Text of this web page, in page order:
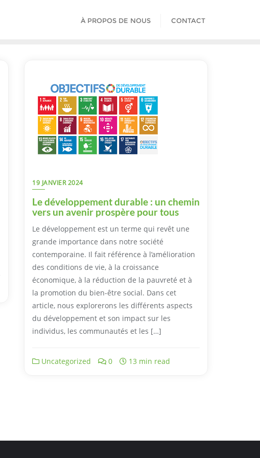
À PROPOS DE NOUS CONTACT
19 JANVIER 2024
Le développement durable : un chemin
vers un avenir prospère pour tous
Le développement est un terme qui revêt une
grande importance dans notre société
contemporaine. Il fait référence à l’amélioration
des conditions de vie, à la croissance
économique, à la réduction de la pauvreté et à
la promotion du bien-être social. Dans cet
article, nous explorerons les différents aspects
du développement et son impact sur les
individus, les communautés et les […]
Uncategorized 0 13 min read